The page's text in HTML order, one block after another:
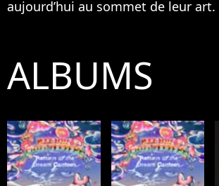
aujourd’hui au sommet de leur art.
ALBUMS